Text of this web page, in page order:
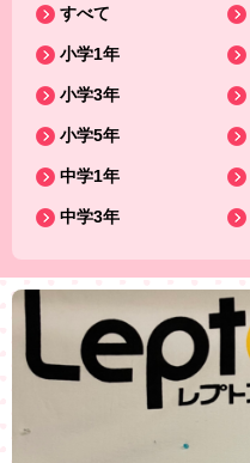
すべて
小学1年
小学3年
小学5年
中学1年
中学3年